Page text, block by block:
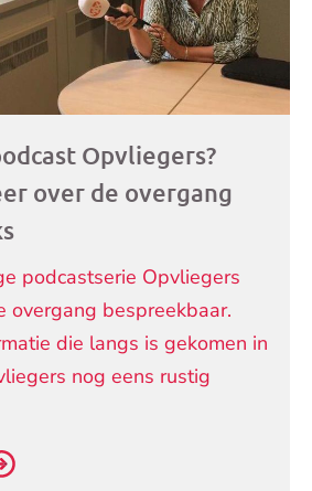
Opvliegers?
over de overgang
podcastserie Opvliegers
overgang bespreekbaar.
die langs is gekomen in
nog eens rustig